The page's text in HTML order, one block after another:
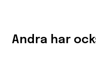
Andra har